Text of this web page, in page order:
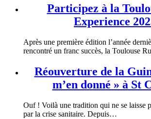
Participez à la
Experience
Après une première édition l’année
rencontré un franc succès, la Toulouse
Réouverture de la
m’en donné » à St
Ouf ! Voilà une tradition qui ne se laisse
par la crise sanitaire. Depuis…